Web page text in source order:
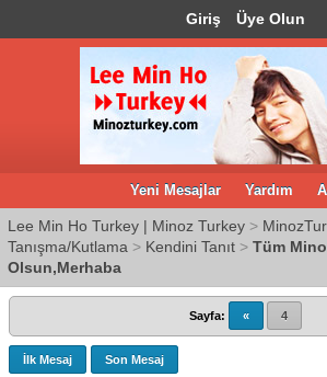
Giriş Üye Olun
Yeni Mesajlar Yardım
Lee Min Ho Turkey | Minoz Turkey >
Tanışma/Kutlama > Kendini Tanıt > Tüm
Olsun,Merhaba
Sayfa: « 4
İlk Mesaj Son Mesaj